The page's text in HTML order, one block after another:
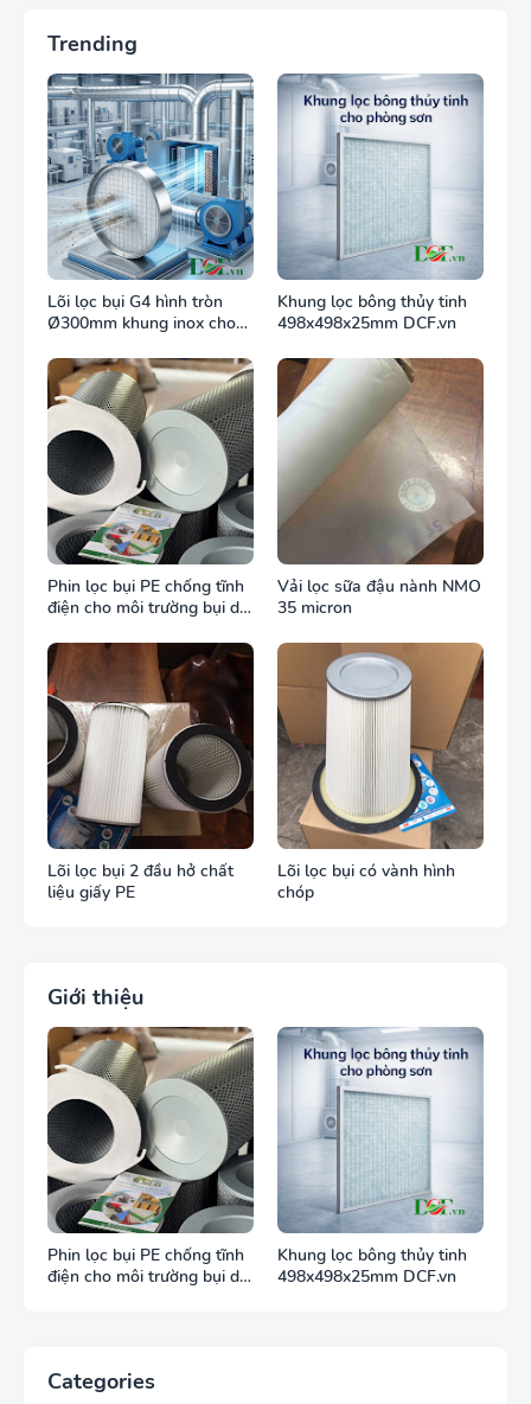
Trending
Lõi lọc bụi G4 hình tròn
Ø300mm khung inox cho
Khung lọc bông thủy tinh
498x498x25mm DCF.vn
Phin lọc bụi PE chống tĩnh
điện cho môi trường bụi dễ
Vải lọc sữa đậu nành NMO
35 micron
Lõi lọc bụi 2 đầu hở chất
liệu giấy PE
Lõi lọc bụi có vành hình
chóp
Giới thiệu
Phin lọc bụi PE chống tĩnh
điện cho môi trường bụi dễ
Khung lọc bông thủy tinh
498x498x25mm DCF.vn
Categories